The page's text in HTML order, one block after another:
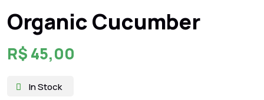
5.00
out of 5
Organic Cucumber
R$45,00
In Stock